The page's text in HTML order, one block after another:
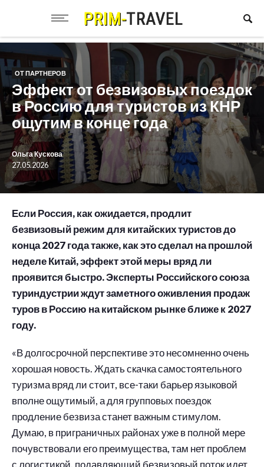
ОТ ПАРТНЕРОВ
Эффект от безвизовых поездок
в Россию для туристов из КНР
ощутим в конце года
Ольга Кускова
27.05.2026
Если Россия, как ожидается, продлит
безвизовый режим для китайских туристов до
конца 2027 года также, как это сделал на прошлой
неделе Китай, эффект этой меры вряд ли
проявится быстро. Эксперты Российского союза
туриндустрии ждут заметного оживления продаж
туров в Россию на китайском рынке ближе к 2027
году.
«В долгосрочной перспективе это несомненно очень
хорошая новость. Ждать скачка самостоятельного
туризма вряд ли стоит, все-таки барьер языковой
вполне ощутимый, а для групповых поездок
продление безвиза станет важным стимулом.
Думаю, в приграничных районах уже в полной мере
почувствовали его преимущества, там нет проблем
с логистикой, подавляющий безвизовый поток идет